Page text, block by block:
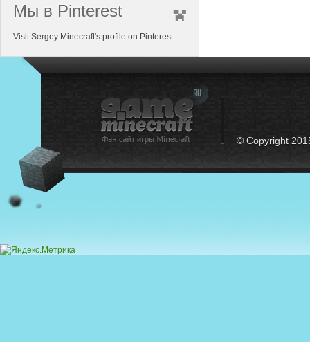
Мы в Pinterest
Visit Sergey Minecraft's profile on Pinterest.
© Copyright